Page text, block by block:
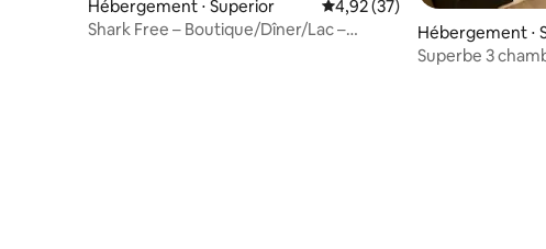
Hébergement ⋅ Superior Évaluation moyenne sur la
4,92 (37)
Shark Free – Boutique/Dîner/Lac –
Hébergement ⋅
Superbe 3